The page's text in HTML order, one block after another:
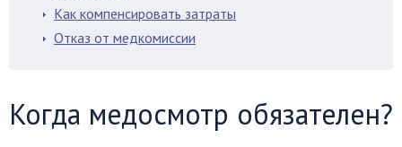
Как компенсировать затраты
Отказ от медкомиссии
Когда медосмотр обязателен?